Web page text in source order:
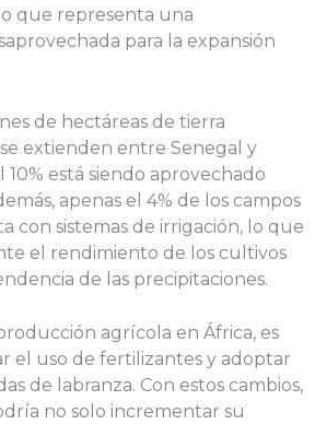
que representa una
para la expansión
de hectáreas de tierra
extienden entre Senegal y
10% está siendo aprovechado
apenas el 4% de los campos
con sistemas de irrigación, lo que
el rendimiento de los cultivos
de las precipitaciones.
agrícola en África, es
el uso de fertilizantes y adoptar
de labranza. Con estos cambios,
no solo incrementar su